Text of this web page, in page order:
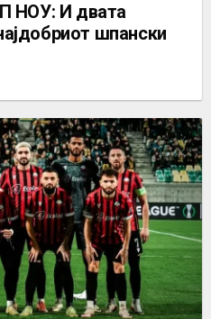
НОУ: И двата
шпански